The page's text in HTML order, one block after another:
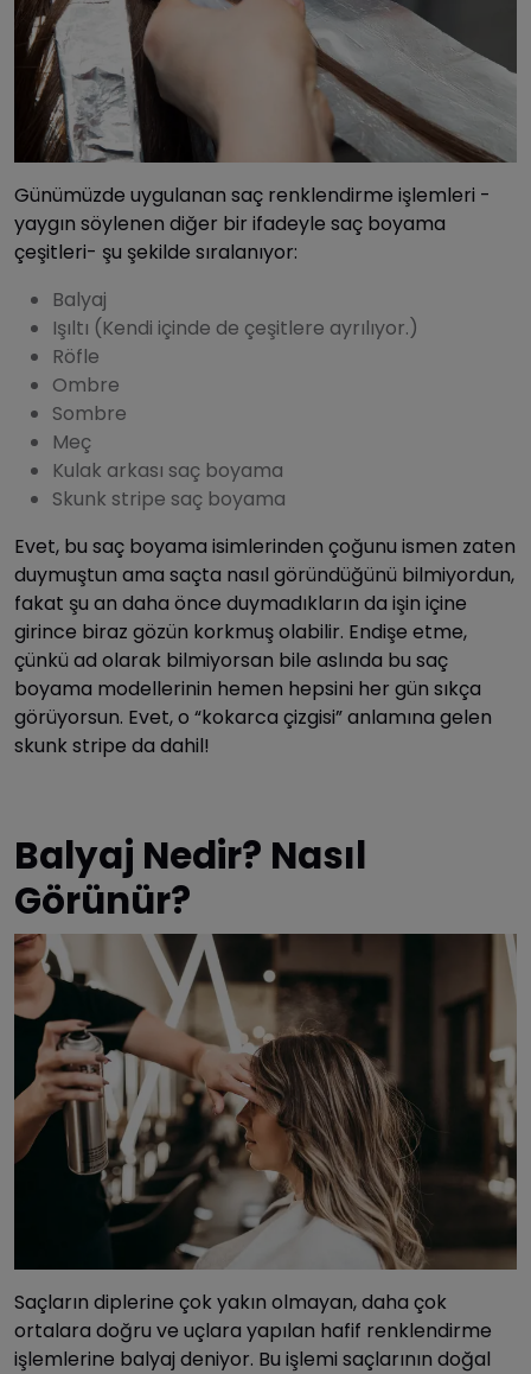
Günümüzde uygulanan saç renklendirme işlemleri -
yaygın söylenen diğer bir ifadeyle saç boyama
çeşitleri- şu şekilde sıralanıyor:
Balyaj
Işıltı (Kendi içinde de çeşitlere ayrılıyor.)
Röfle
Ombre
Sombre
Meç
Kulak arkası saç boyama
Skunk stripe saç boyama
Evet, bu saç boyama isimlerinden çoğunu ismen zaten
duymuştun ama saçta nasıl göründüğünü bilmiyordun,
fakat şu an daha önce duymadıkların da işin içine
girince biraz gözün korkmuş olabilir. Endişe etme,
çünkü ad olarak bilmiyorsan bile aslında bu saç
boyama modellerinin hemen hepsini her gün sıkça
görüyorsun. Evet, o “kokarca çizgisi” anlamına gelen
skunk stripe da dahil!
Balyaj Nedir? Nasıl
Görünür?
Saçların diplerine çok yakın olmayan, daha çok
ortalara doğru ve uçlara yapılan hafif renklendirme
işlemlerine balyaj deniyor. Bu işlemi saçlarının doğal